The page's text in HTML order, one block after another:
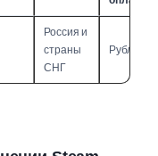
Россия и
страны
СНГ
Рубли